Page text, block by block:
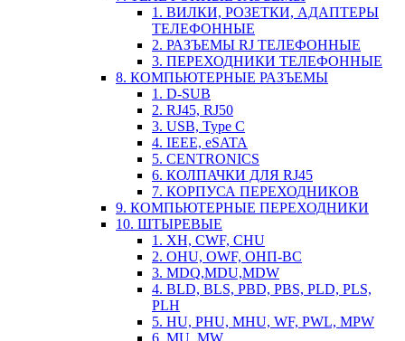
1. ВИЛКИ, РОЗЕТКИ, АДАПТЕРЫ
ТЕЛЕФОННЫЕ
2. РАЗЪЕМЫ RJ ТЕЛЕФОННЫЕ
3. ПЕРЕХОДНИКИ ТЕЛЕФОННЫЕ
8. КОМПЬЮТЕРНЫЕ РАЗЪЕМЫ
1. D-SUB
2. RJ45, RJ50
3. USB, Type C
4. IEEE, eSATA
5. CENTRONICS
6. КОЛПАЧКИ ДЛЯ RJ45
7. КОРПУСА ПЕРЕХОДНИКОВ
9. КОМПЬЮТЕРНЫЕ ПЕРЕХОДНИКИ
10. ШТЫРЕВЫЕ
1. XH, CWF, CHU
2. OHU, OWF, ОНП-ВС
3. MDQ,MDU,MDW
4. BLD, BLS, PBD, PBS, PLD, PLS,
PLH
5. HU, PHU, MHU, WF, PWL, MPW
6. MU, MW